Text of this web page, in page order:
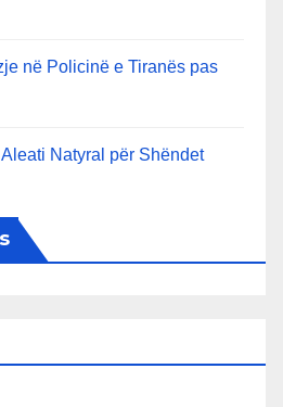
në Policinë e Tiranës pas
Natyral për Shëndet